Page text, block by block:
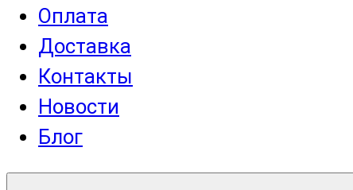
Оплата
Доставка
Контакты
Новости
Блог